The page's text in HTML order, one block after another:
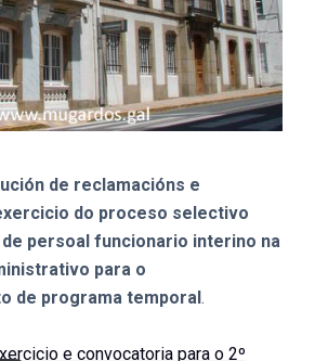
de reclamacións e
do proceso selectivo
persoal funcionario interino na
para o
de programa temporal.
e convocatoria para o 2º